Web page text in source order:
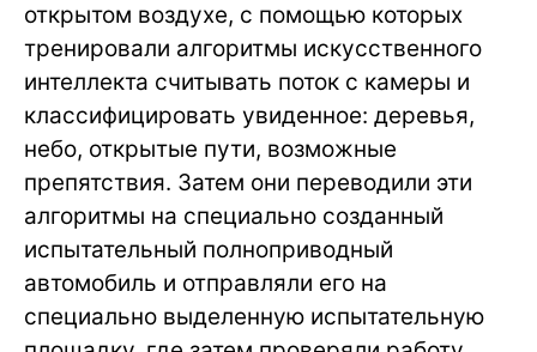
открытом воздухе, с помощью которых
тренировали алгоритмы искусственного
интеллекта считывать поток с камеры и
классифицировать увиденное: деревья,
небо, открытые пути, возможные
препятствия. Затем они переводили эти
алгоритмы на специально созданный
испытательный полноприводный
автомобиль и отправляли его на
специально выделенную испытательную